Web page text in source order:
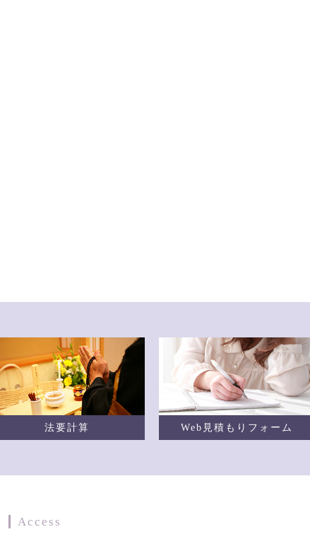
きし、接客の際のマナーや言葉遣いについてアドバイスを
おこないました。
すがご理解のほどよろしくお願い申し上げます。
ページはこちら ）
ｍｍ）￥10,010（税込）
ｍｍ）￥13,420(税込)
法要計算 Web見積もりフォーム
Access